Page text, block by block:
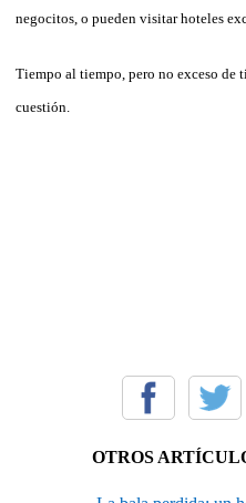
negocitos, o pueden visitar hoteles
Tiempo al tiempo, pero no exceso de
cuestión.
OTROS